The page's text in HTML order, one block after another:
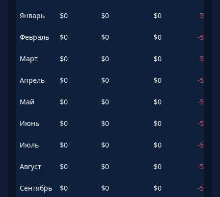
Январь $0 $0 $0 -52.83
Февраль $0 $0 $0 -52.13
Март $0 $0 $0 -51.13
Апрель $0 $0 $0 -53.63
Май $0 $0 $0 -54.14
Июнь $0 $0 $0 -53.84
Июль $0 $0 $0 -53.78
Август $0 $0 $0 -52.94
Сентябрь $0 $0 $0 -53.69